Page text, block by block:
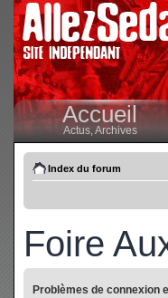
Accueil
Actus,Archives
Index du forum
Foire
Problèmes de connexion